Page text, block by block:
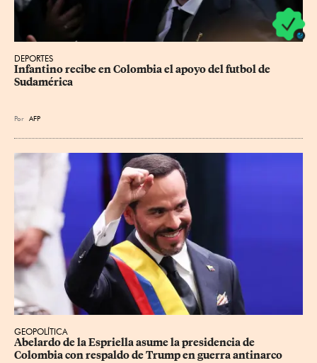
DEPORTES
Infantino recibe en Colombia el apoyo del futbol de
Sudamérica
Por AFP
GEOPOLÍTICA
Abelardo de la Espriella asume la presidencia de
Colombia con respaldo de Trump en guerra antinarco